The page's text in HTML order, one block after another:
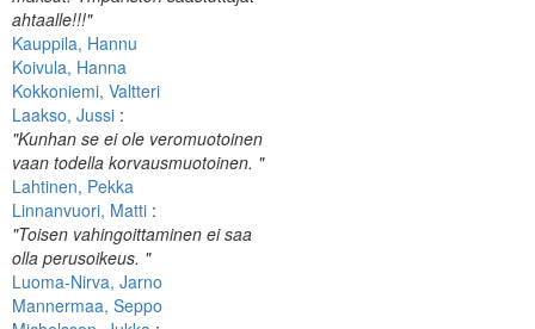
ahtaalle!!!"
Kauppila, Hannu
Koivula, Hanna
Kokkoniemi, Valtteri
Laakso, Jussi :
"Kunhan se ei ole veromuotoinen
vaan todella korvausmuotoinen. "
Lahtinen, Pekka
Linnanvuori, Matti :
"Toisen vahingoittaminen ei saa
olla perusoikeus. "
Luoma-Nirva, Jarno
Mannermaa, Seppo